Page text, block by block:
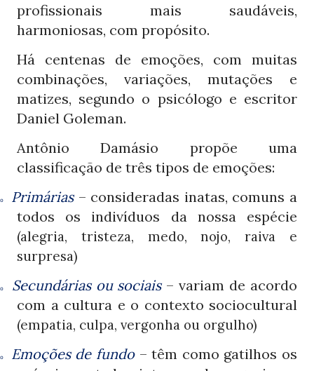
profissionais mais saudáveis,
harmoniosas, com propósito.
Há centenas de emoções, com muitas
combinações, variações, mutações e
matizes, segundo o psicólogo e escritor
Daniel Goleman.
Antônio Damásio propõe uma
classificação de três tipos de emoções:
o Primárias– consideradas inatas, comuns a
todos os indivíduos da nossa espécie
(alegria, tristeza, medo, nojo, raiva e
surpresa)
o Secundárias ou sociais – variam de acordo
com a cultura e o contexto sociocultural
(empatia, culpa, vergonha ou orgulho)
o Emoções de fundo – têm como gatilhos os